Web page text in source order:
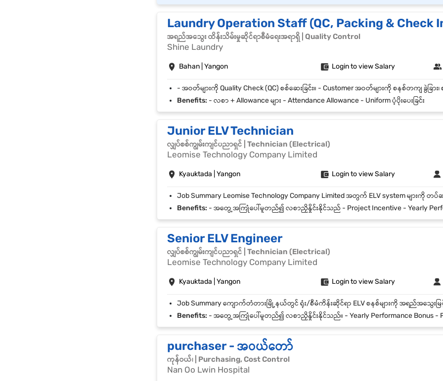
Laundry Operation Staff (QC, Packing & Check
အရည်အသွေး ထိန်းသိမ်းမှုဆိုင်ရာစီမံရေးအရာရှိ | Quality Control
Shine Laundry
Bahan | Yangon Login to view Salary
Benefits: - လစာ + Allowance များ - Attendance Allowance - Uniform ပံ့ပိုးပေးခြင်း
Junior ELV Technician
လျှပ်စစ်ကျွမ်းကျင်ပညာရှင် | Technician (Electrical)
Leomise Technology Company Limited
Kyauktada | Yangon Login to view Salary
Benefits: - အတွေ့အကြုံပေါ်မူတည်၍ လစာညှိနှိုင်းနိုင်သည် - Project Incentive - Yearly Performance Bonus - Overtime
Senior ELV Engineer
လျှပ်စစ်ကျွမ်းကျင်ပညာရှင် | Technician (Electrical)
Leomise Technology Company Limited
Kyauktada | Yangon Login to view Salary
Benefits: - အတွေ့အကြုံပေါ်မူတည်၍ လစာညှိနှိုင်းနိုင်သည်။ - Yearly Performance Bonus - Project Allowance / Incentive -
purchaser - အဝယ်တော်
ကုန်ဝယ်၊ | Purchasing, Cost Control
Nan Oo Lwin Hospital